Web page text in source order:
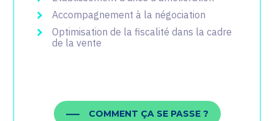
Accompagnement à la négociation
Optimisation de la fiscalité dans la cadre
de la vente
COMMENT ÇA SE PASSE ?